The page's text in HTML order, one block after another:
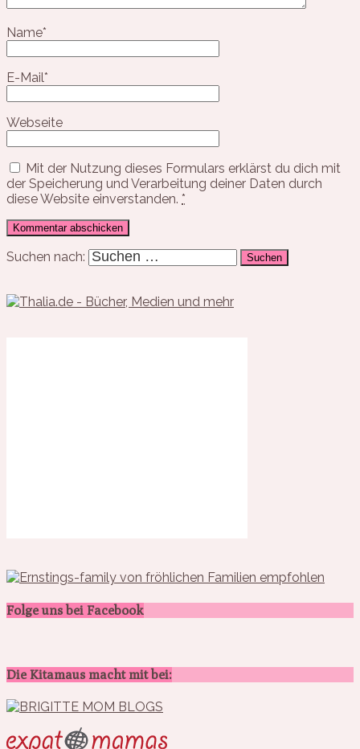
Name*
E-Mail*
Webseite
Mit der Nutzung dieses Formulars erklärst du dich mit
der Speicherung und Verarbeitung deiner Daten durch
diese Website einverstanden. *
Suchen nach:
Folge uns bei Facebook
Die Kitamaus macht mit bei: